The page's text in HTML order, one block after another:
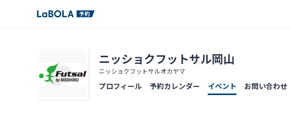
ニッショクフットサル岡山
ニッショクフットサルオカヤマ
プロフィール 予約カレンダー イベント お問い合わせ